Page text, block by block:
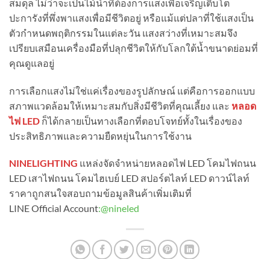
สมดุล ไม่ว่าจะเป็นไม้น้ำที่ต้องการแสงเพื่อเจริญเติบโต
ปะการังที่พึ่งพาแสงเพื่อมีชีวิตอยู่ หรือแม้แต่ปลาที่ใช้แสงเป็น
ตัวกำหนดพฤติกรรมในแต่ละวัน แสงสว่างที่เหมาะสมจึง
เปรียบเสมือนเครื่องมือที่ปลุกชีวิตให้กับโลกใต้น้ำขนาดย่อมที่
คุณดูแลอยู่
การเลือกแสงไม่ใช่แค่เรื่องของรูปลักษณ์ แต่คือการออกแบบ
สภาพแวดล้อมให้เหมาะสมกับสิ่งมีชีวิตที่คุณเลี้ยง และ หลอด
ไฟ LED ก็ได้กลายเป็นทางเลือกที่ตอบโจทย์ทั้งในเรื่องของ
ประสิทธิภาพและความยืดหยุ่นในการใช้งาน
NINELIGHTING แหล่งจัดจำหน่ายหลอดไฟ LED โคมไฟถนน
LED เสาไฟถนน โคมไฮเบย์ LED สปอร์ตไลท์ LED ดาวน์ไลท์
ราคาถูกสนใจสอบถามข้อมูลสินค้าเพิ่มเติมที่
LINE Official Account:@nineled